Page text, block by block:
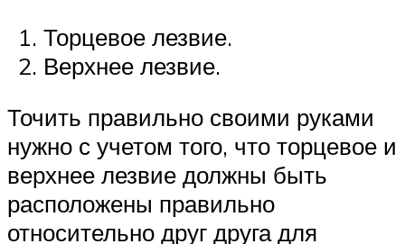
Торцевое лезвие.
Верхнее лезвие.
Точить правильно своими руками
нужно с учетом того, что торцевое и
верхнее лезвие должны быть
расположены правильно
относительно друг друга для